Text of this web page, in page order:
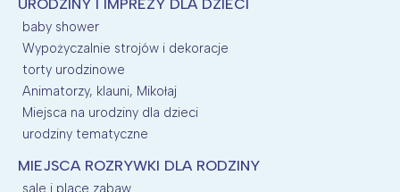
URODZINY I IMPREZY DLA DZIECI
baby shower
Wypożyczalnie strojów i dekoracje
torty urodzinowe
Animatorzy, klauni, Mikołaj
Miejsca na urodziny dla dzieci
urodziny tematyczne
MIEJSCA ROZRYWKI DLA RODZINY